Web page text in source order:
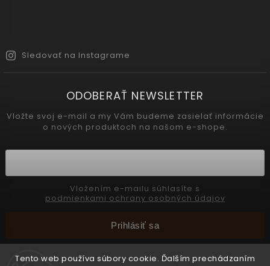
Tento web používa súbory cookie. Ďalším prechádzaním
Sledovať na Instagrame
ODOBERAŤ NEWSLETTER
Vložte svoj e-mail a my Vám budeme zasielať informácie
o nových produktoch na našom e-shope.
podmienkami ochrany osobných údajov
Prihlásiť sa